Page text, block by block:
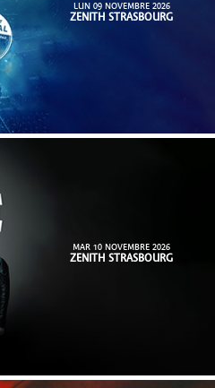
LUN 09 NOVEMBRE 2026
ZENITH STRASBOURG
MAR 10 NOVEMBRE 2026
ZENITH STRASBOURG